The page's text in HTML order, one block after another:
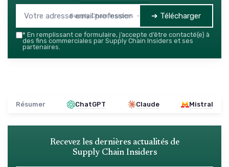
Supply Chain Insiders — 2026➔ Télécharger
* En remplissant ce formulaire, j’accepte d’être contacté(e) à
des fins commerciales par Supply Chain Insiders et ses
partenaires.
Résumer ChatGPT Claude Mistral
Recevez les dernières actualités de
Supply Chain Insiders